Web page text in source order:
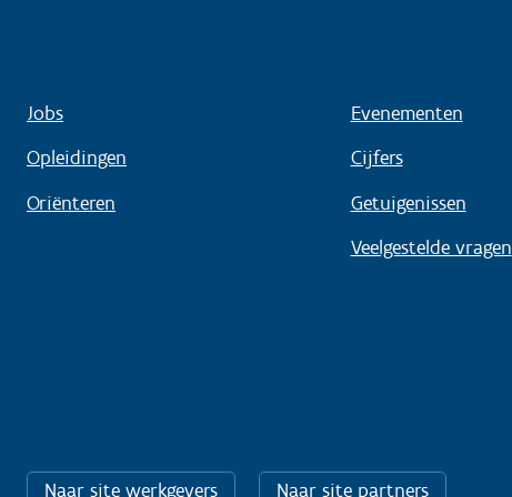
Jobs
Opleidingen
Oriënteren
Evenementen
Cijfers
Getuigenissen
Veelgestelde vragen
Naar site werkgevers Naar site partners